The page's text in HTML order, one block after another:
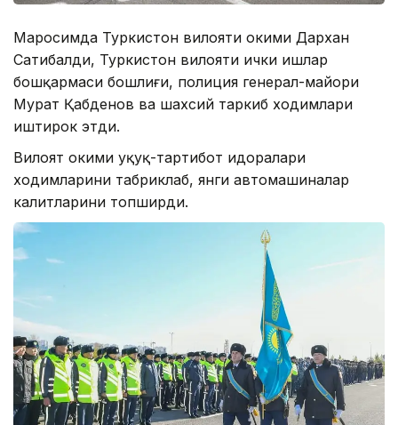
Маросимда Туркистон вилояти ҳокими Дархан
Сатибалди, Туркистон вилояти ички ишлар
бошқармаси бошлиғи, полиция генерал-майори
Мурат Қабденов ва шахсий таркиб ходимлари
иштирок этди.
Вилоят ҳокими ҳуқуқ-тартибот идоралари
ходимларини табриклаб, янги автомашиналар
калитларини топширди.